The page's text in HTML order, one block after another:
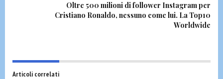
Oltre 500 milioni di follower Instagram per
Cristiano Ronaldo, nessuno come lui. La Top10
Worldwide
Articoli correlati